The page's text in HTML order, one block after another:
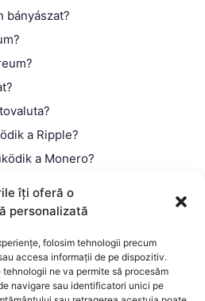
îți oferă o
personalizată
folosim tehnologii precum
accesa informații de pe dispozitiv.
ne va permite să procesăm
navigare sau identificatori unici pe
bányászat?
a Ripple?
a Monero?